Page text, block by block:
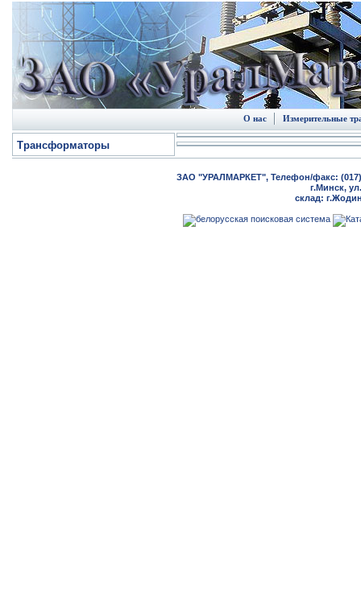
О нас Измерительные
Трансформаторы
ЗАО "УРАЛМАРКЕТ", Телефон/факс: (017)
г.Минск,
склад: